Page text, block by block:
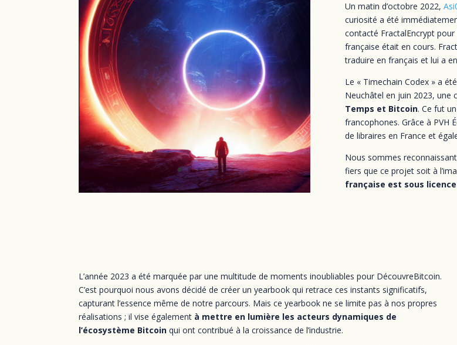
Un matin d’octobre 2022,
curiosité a été
contacté FractalEncrypt
française était en cours.
traduire en français et lui a
Le « Timechain Codex » a
Neuchâtel en juin 2023, une
Temps et Bitcoin. Ce fut
francophones. Grâce à PVH
de libraires en France et
Nous sommes
fiers que ce projet soit à
française est sous
L’année 2023 a été marquée par une multitude de moments inoubliables pour DécouvreBitcoin.
C’est pourquoi nous avons décidé de créer un yearbook qui retrace ces instants significatifs,
capturant l’essence même de notre parcours. Mais ce yearbook ne se limite pas à nos propres
réalisations ; il vise également à mettre en lumière les acteurs dynamiques de
l’écosystème Bitcoin qui ont contribué à la croissance de l’industrie.